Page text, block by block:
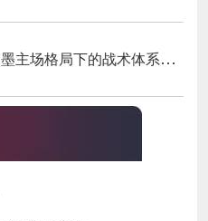
大洋洲首破直通壁垒：美加墨主场格局下的战术体系重构